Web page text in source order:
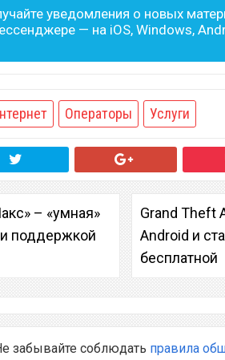
уведомления о новых
— на iOS, Windows,
Операторы Услуги
– «умная»
поддержкой
Grand Theft
Android и
бесплатной
забывайте соблюдать правила